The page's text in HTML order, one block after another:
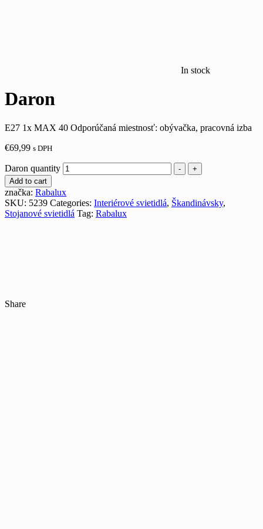
In stock
Daron
E27 1x MAX 40 Odporúčaná miestnosť: obývačka, pracovná izba
€69,99 s DPH
Daron quantity -
+
Add to cart
značka: Rabalux
SKU: 5239 Categories: Interiérové svietidlá, Škandinávsky,
Stojanové svietidlá Tag: Rabalux
Share